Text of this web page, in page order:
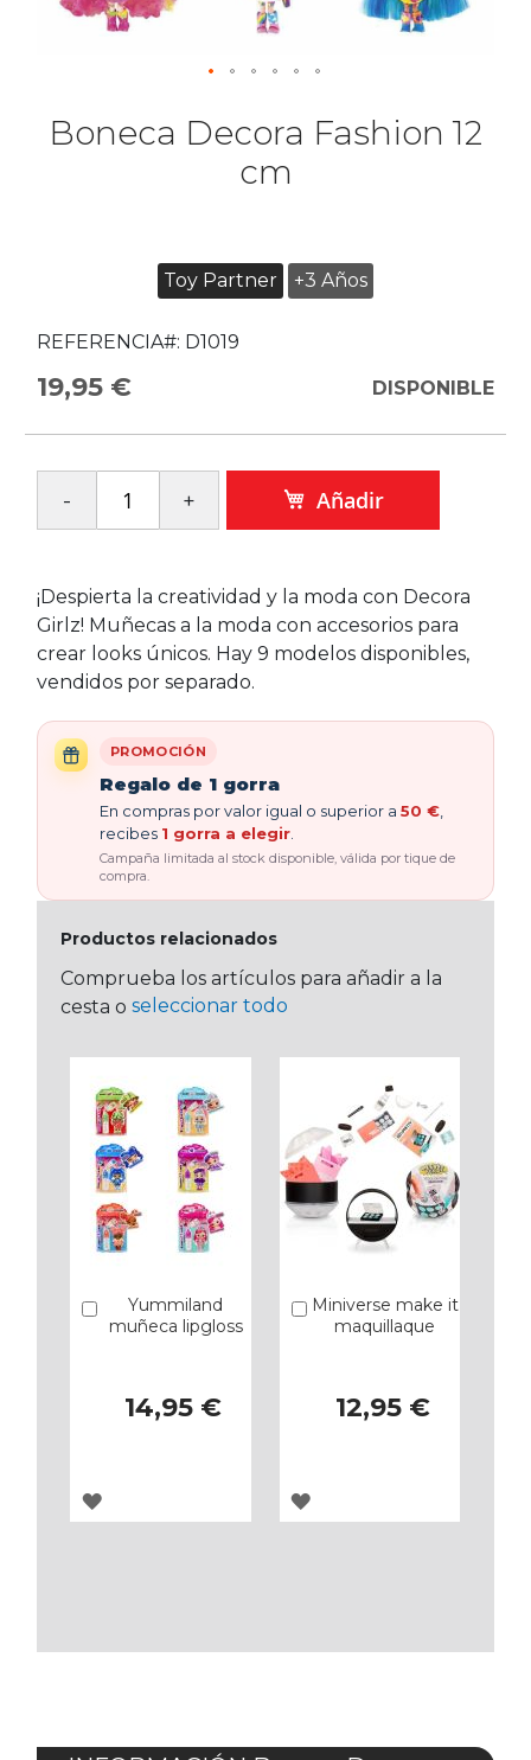
Boneca Decora Fashion 12
cm
Toy Partner +3 Años
REFERENCIA#: D1019
19,95 € DISPONIBLE
Añadir
¡Despierta la creatividad y la moda con Decora
Girlz! Muñecas a la moda con accesorios para
crear looks únicos. Hay 9 modelos disponibles,
vendidos por separado.
PROMOCIÓN
Regalo de 1 gorra
En compras por valor igual o superior a 50 €
recibes 1 gorra a elegir
Campaña limitada al stock disponible, válida por tique de
compra.
Productos relacionados
Comprueba los artículos para añadir a la
cesta o seleccionar todo
Yummiland
muñeca lipgloss
14,95 €
Añadir
AGREGAR
Miniverse make it
maquillaque
12,95 €
Añadir
AGREGAR